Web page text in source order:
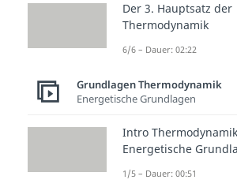
Exergonisch,
d
Läuft eine
spontan ab,
die freie
Der 3. Hauptsatz der
Thermodynamik
6/6 – Dauer: 02:22
Grundlagen Thermodynamik
Energetische Grundlagen
Intro
Energetische
1/5 – Dauer: 00:51